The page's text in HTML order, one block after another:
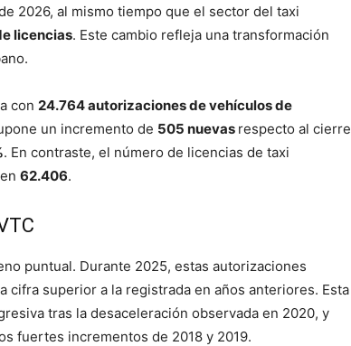
2026, al mismo tiempo que el sector del taxi
licencias. Este cambio refleja una transformación
con 24.764 autorizaciones de vehículos de
un incremento de 505 nuevas respecto al cierre
. En contraste, el número de licencias de taxi
62.406.
puntual. Durante 2025, estas autorizaciones
cifra superior a la registrada en años anteriores. Esta
tras la desaceleración observada en 2020, y
fuertes incrementos de 2018 y 2019.